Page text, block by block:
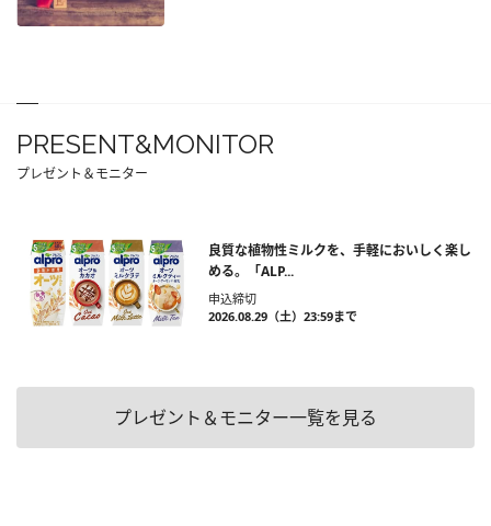
PRESENT&MONITOR
プレゼント＆モニター
良質な植物性ミルクを、手軽においしく楽し
める。「ALP...
申込締切
2026.08.29（土）23:59まで
プレゼント＆モニター一覧を見る